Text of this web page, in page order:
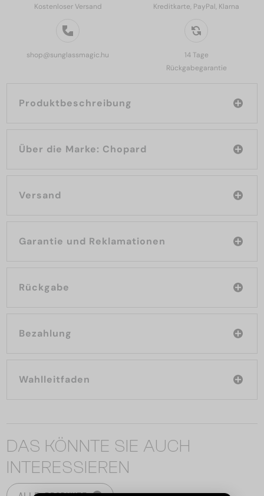
Kostenloser Versand Kreditkarte, PayPal, Klarna
shop@sunglassmagic.hu
14 Tage
Rückgabegarantie
Produktbeschreibung
Über die Marke: Chopard
Versand
Garantie und Reklamationen
Rückgabe
Bezahlung
Wahlleitfaden
DAS KÖNNTE SIE AUCH
INTERESSIEREN